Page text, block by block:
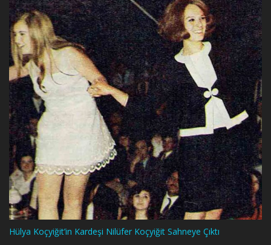
Hülya Koçyiğit’in Kardeşi Nilüfer Koçyiğit Sahneye Çıktı